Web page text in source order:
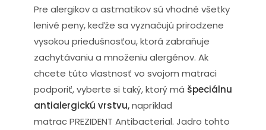
Pre alergikov a astmatikov sú vhodné všetky
lenivé peny, keďže sa vyznačujú prirodzene
vysokou priedušnosťou, ktorá zabraňuje
zachytávaniu a množeniu alergénov. Ak
chcete túto vlastnosť vo svojom matraci
podporiť, vyberte si taký, ktorý má špeciálnu
antialergickú vrstvu,napríklad
matrac PREZIDENT Antibacterial. Jadro tohto